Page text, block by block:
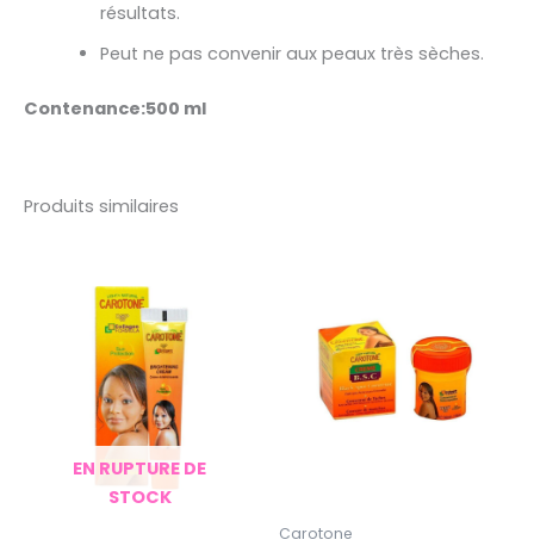
résultats.
Peut ne pas convenir aux peaux très sèches.
Contenance:500 ml
Produits similaires
EN RUPTURE DE
STOCK
Carotone